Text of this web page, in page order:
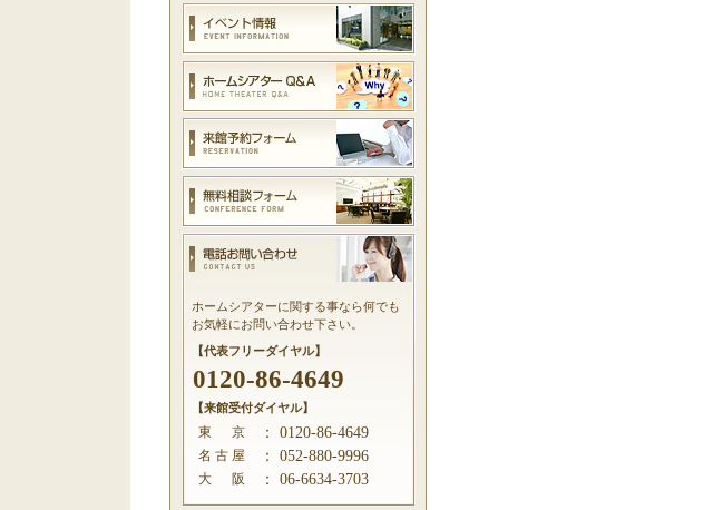
ホームシアターに関する事なら何でも
お気軽にお問い合わせ下さい。
【代表フリーダイヤル】
0120-86-4649
【来館受付ダイヤル】
東 京 ： 0120-86-4649
名 古 屋 ： 052-880-9996
大 阪 ： 06-6634-3703